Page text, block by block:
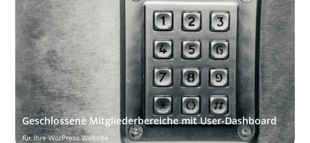
Geschlossene Mitgliederbereiche mit User-Dashboard
für Ihre WorPress Website